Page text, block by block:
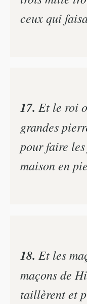
ceux qui
17. Et le roi
grandes
pour faire
maison en
18. Et les
maçons de
taillèrent et